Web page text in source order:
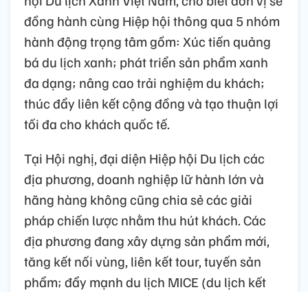
đồng hành cùng Hiệp hội thông qua 5 nhóm
hành động trọng tâm gồm: Xúc tiến quảng
bá du lịch xanh; phát triển sản phẩm xanh
đa dạng; nâng cao trải nghiệm du khách;
thúc đẩy liên kết cộng đồng và tạo thuận lợi
tối đa cho khách quốc tế.
Tại Hội nghị, đại diện Hiệp hội Du lịch các
địa phương, doanh nghiệp lữ hành lớn và
hãng hàng không cũng chia sẻ các giải
pháp chiến lược nhằm thu hút khách. Các
địa phương đang xây dựng sản phẩm mới,
tăng kết nối vùng, liên kết tour, tuyến sản
phẩm; đẩy mạnh du lịch MICE (du lịch kết